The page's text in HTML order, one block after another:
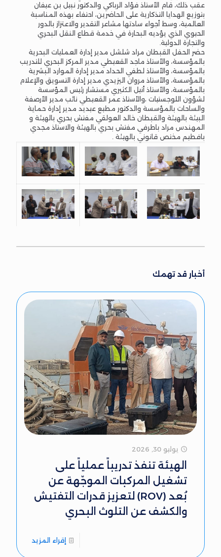
عقب ذلك، قام الأستاذ فؤاد الرباكي والدكتور نبيل بن عيفان
بتوزيع الهدايا التذكارية على الحاضرين، احتفاء بهذه المناسبة
العالمية، وسط أجواء سادتها مشاعر التقدير والاعتزاز بالدور
الحيوي الذي يؤديه البحارة في خدمة قطاع النقل البحري
والتجارة الدولية.
حضر الحفل القبطان مراد شلشل مدير إدارة العمليات البحرية
بالمؤسسة، والأستاذ ماجد القعيطي مدير المركز البحري للتدريب
بالمؤسسة، والأستاذ لطفي الحداد مدير إدارة الموارد البشرية
بالمؤسسة، والأستاذ مروان اليزيدي مدير إدارة التسويق والإعلام
بالمؤسسة، والأستاذ أنيل الكثيري مستشار رئيس المؤسسة
لشؤون اللوجستيات ،والأستاذ عمر القعيطي نائب مدير الأرصفة
والساحات بالمؤسسة والدكتور مطيع عيديد مدير إدارة حماية
البيئة بالهيئة والقبطان خالد العولقي مفتش بحري بالهيئة و
المهندس مراد باطرفي مفتش بحري بالهيئة والاستاذ مجدي
بافطيم مختص قانوني بالهيئة .
أخبار قد تهمك
يوليو 30, 2026
الهيئة تنفذ تدريباً عملياً على
تشغيل المركبات الموجّهة عن
بُعد (ROV) لتعزيز قدرات التفتيش
والكشف عن التلوث البحري
إقراء المزيد